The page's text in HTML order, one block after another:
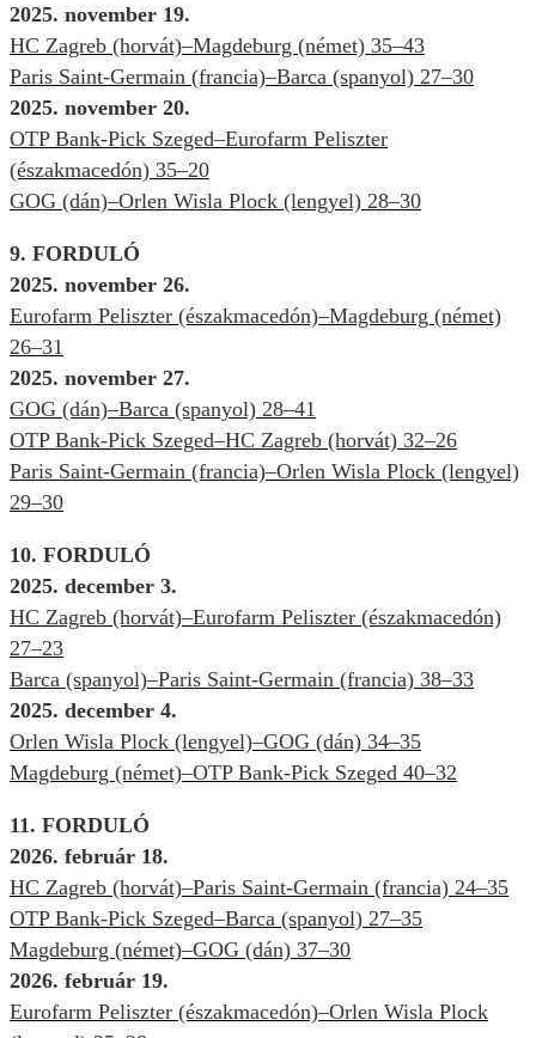
2025. november 19.
HC Zagreb (horvát)–Magdeburg (német) 35–43
Paris Saint-Germain (francia)–Barca (spanyol) 27–30
2025. november 20.
OTP Bank-Pick Szeged–Eurofarm Peliszter
(északmacedón) 35–20
GOG (dán)–Orlen Wisla Plock (lengyel) 28–30
9. FORDULÓ
2025. november 26.
Eurofarm Peliszter (északmacedón)–Magdeburg (német)
26–31
2025. november 27.
GOG (dán)–Barca (spanyol) 28–41
OTP Bank-Pick Szeged–HC Zagreb (horvát) 32–26
Paris Saint-Germain (francia)–Orlen Wisla Plock (lengyel)
29–30
10. FORDULÓ
2025. december 3.
HC Zagreb (horvát)–Eurofarm Peliszter (északmacedón)
27–23
Barca (spanyol)–Paris Saint-Germain (francia) 38–33
2025. december 4.
Orlen Wisla Plock (lengyel)–GOG (dán) 34–35
Magdeburg (német)–OTP Bank-Pick Szeged 40–32
11. FORDULÓ
2026. február 18.
HC Zagreb (horvát)–Paris Saint-Germain (francia) 24–35
OTP Bank-Pick Szeged–Barca (spanyol) 27–35
Magdeburg (német)–GOG (dán) 37–30
2026. február 19.
Eurofarm Peliszter (északmacedón)–Orlen Wisla Plock